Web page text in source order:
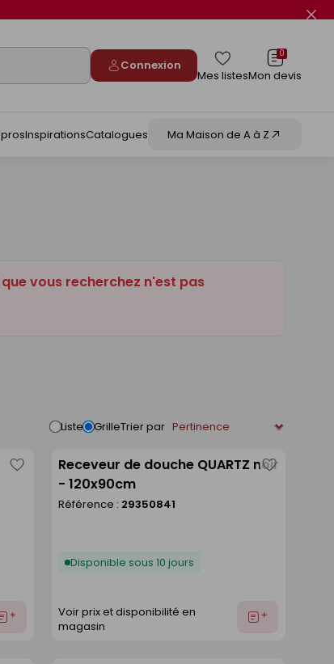
Connexion
Mes listes
0
Mon devis
InspirationsCatalogues Ma Maison de A à Z
vous recherchez n'est pas
Liste GrilleTrier par
EnregistrerReceveur de douche QUARTZ noir
- 120x90cm
Référence : 29350841
Disponible sous 10 jours
Voir prix et disponibilité en
magasin
Ajouter